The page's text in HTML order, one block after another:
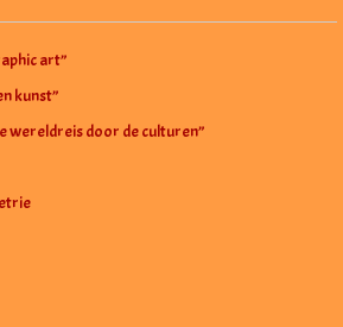
art”
kunst”
wereldreis door de culturen”